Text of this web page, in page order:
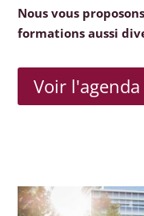
Nous vous
formations aussi
Voir l'agenda